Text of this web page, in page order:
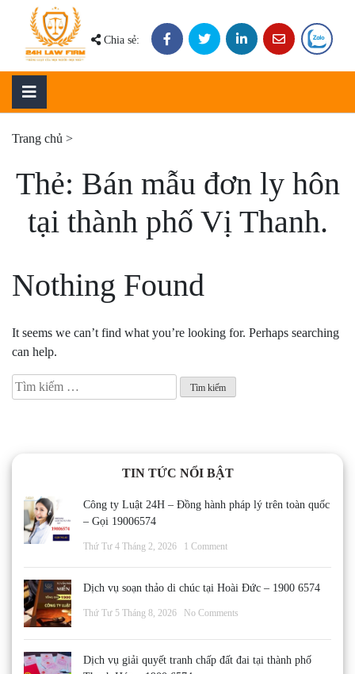
content
Chia sẻ:
Trang chủ >
Thẻ: Bán mẫu đơn ly hôn
tại thành phố Vị Thanh.
Nothing Found
It seems we can’t find what you’re looking for. Perhaps searching
can help.
Tìm
kiếm
TIN TỨC NỔI BẬT
Công ty Luật 24H – Đồng hành pháp lý trên toàn quốc
– Gọi 19006574
Thứ Tư 4 Tháng 2, 2026 1 Comment
Dịch vụ soạn thảo di chúc tại Hoài Đức – 1900 6574
Thứ Tư 5 Tháng 8, 2026 No Comments
Dịch vụ giải quyết tranh chấp đất đai tại thành phố